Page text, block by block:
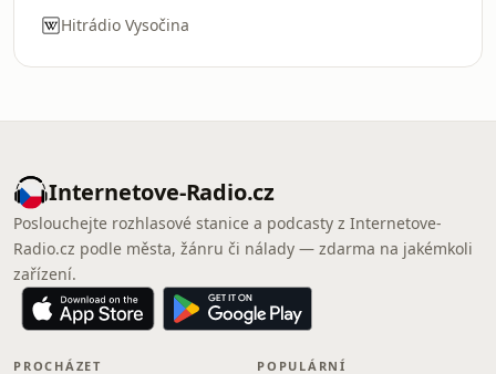
Hitrádio Vysočina
Internetove-Radio.cz
Poslouchejte rozhlasové stanice a podcasty z Internetove-
Radio.cz podle města, žánru či nálady — zdarma na jakémkoli
zařízení.
PROCHÁZET POPULÁRNÍ